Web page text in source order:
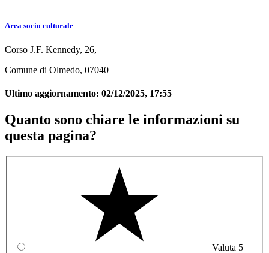
Area socio culturale
Corso J.F. Kennedy, 26,
Comune di Olmedo, 07040
Ultimo aggiornamento: 02/12/2025, 17:55
Quanto sono chiare le informazioni su
questa pagina?
Valuta 5